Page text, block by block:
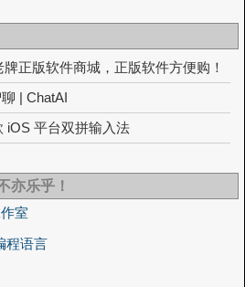
牌正版软件商城，正版软件方便购！
| ChatAI
iOS 平台双拼输入法
亦乐乎！
室
程语言